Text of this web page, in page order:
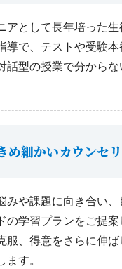
アとして長年培った生
導で、テストや受験本
話型の授業で分から
め細かいカウンセ
みや課題に向き合い、
の学習プランをご提
服、得意をさらに伸ば
ます。